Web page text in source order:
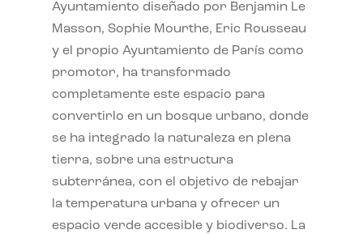
Ayuntamiento diseñado por Benjamin Le
Masson, Sophie Mourthe, Eric Rousseau
y el propio Ayuntamiento de París como
promotor, ha transformado
completamente este espacio para
convertirlo en un bosque urbano, donde
se ha integrado la naturaleza en plena
tierra, sobre una estructura
subterránea, con el objetivo de rebajar
la temperatura urbana y ofrecer un
espacio verde accesible y biodiverso. La